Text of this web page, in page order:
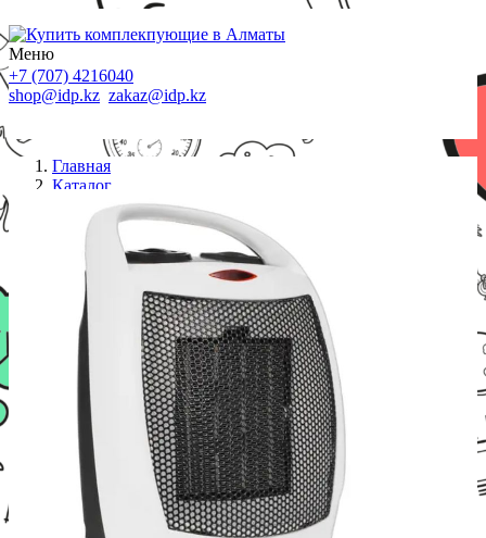
Меню
+7 (707) 4216040
shop@idp.kz zakaz@idp.kz
Главная
Каталог
Тепловентилятор
Тепловентилятор Scarlett SC-FH1.512MC